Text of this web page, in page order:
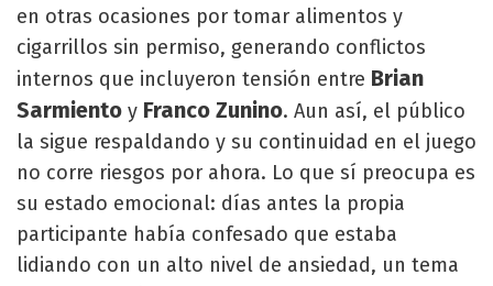
en otras ocasiones por tomar alimentos y
cigarrillos sin permiso, generando conflictos
internos que incluyeron tensión entre Brian
Sarmiento y Franco Zunino. Aun así, el público
la sigue respaldando y su continuidad en el juego
no corre riesgos por ahora. Lo que sí preocupa es
su estado emocional: días antes la propia
participante había confesado que estaba
lidiando con un alto nivel de ansiedad, un tema